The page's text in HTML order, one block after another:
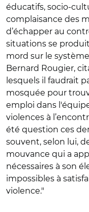
éducatifs, socio-
complaisance des
d’échapper au
situations se
mord sur le
Bernard Rougier,
lesquels il faudrait
mosquée pour
emploi dans
violences à
été question ces
souvent, selon lui,
mouvance qui a
nécessaires à son
impossibles à
violence."